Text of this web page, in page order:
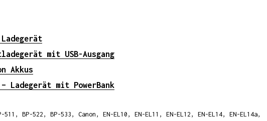
Ladegerät
mit USB-Ausgang
Akkus
Ladegerät mit PowerBank
511 , BP-522 , BP-533 , Canon , EN-EL10 , EN-EL11 , EN-EL12 , EN-EL14, EN-EL14a,